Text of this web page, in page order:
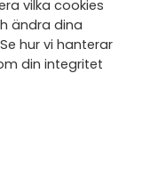
vilka cookies
ändra dina
hur vi hanterar
din integritet